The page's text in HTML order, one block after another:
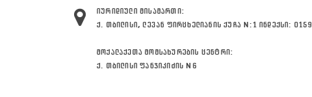
ᲘᲣᲠᲘᲓᲘᲣᲚᲘ ᲛᲘᲡᲐᲛᲐᲠᲗᲘ:
Ქ. ᲗᲑᲘᲚᲘᲡᲘ, ᲚᲔᲕᲐᲜ ᲤᲘᲠᲪᲮᲔᲚᲘᲐᲜᲘᲡ ᲥᲣᲩᲐ N:1 ᲘᲜᲓᲔᲥᲡᲘ: 0159
ᲛᲝᲥᲐᲚᲐᲥᲔᲗᲐ ᲛᲝᲛᲡᲐᲮᲣᲠᲔᲑᲘᲡ ᲪᲔᲜᲢᲠᲘ:
Ქ. ᲗᲑᲘᲚᲘᲡᲘ ᲤᲐᲜᲯᲘᲙᲘᲫᲘᲡ N6